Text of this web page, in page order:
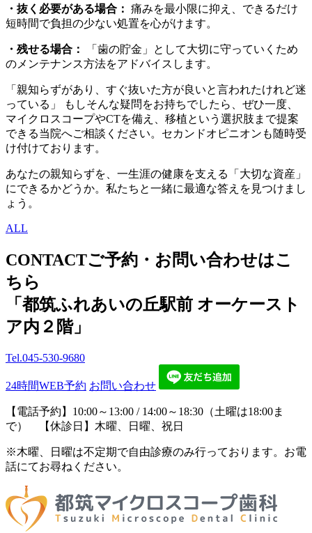
・抜く必要がある場合： 痛みを最小限に抑え、できるだけ
短時間で負担の少ない処置を心がけます。
・残せる場合：
「歯の貯金」として大切に守っていくため
のメンテナンス方法をアドバイスします。
「親知らずがあり、すぐ抜いた方が良いと言われたけれど迷
っている」 もしそんな疑問をお持ちでしたら、ぜひ一度、
マイクロスコープやCTを備え、移植という選択肢まで提案
できる当院へご相談ください。セカンドオピニオンも随時受
け付けております。
あなたの親知らずを、一生涯の健康を支える「大切な資産」
にできるかどうか。私たちと一緒に最適な答えを見つけまし
ょう。
ALL
CONTACTご予約・お問い合わせはこ
ちら
「都筑ふれあいの丘駅前 オーケースト
ア内２階」
Tel.045-530-9680
24時間WEB予約 お問い合わせ
【電話予約】10:00～13:00 / 14:00～18:30（土曜は18:00ま
で） 【休診日】木曜、日曜、祝日
※木曜、日曜は不定期で自由診療のみ行っております。お電
話にてお尋ねください。